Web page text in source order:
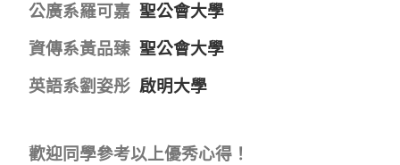
公廣系羅可嘉 聖公會大學
資傳系黃品臻 聖公會大學
英語系劉姿彤 啟明大學
歡迎同學參考以上優秀心得！